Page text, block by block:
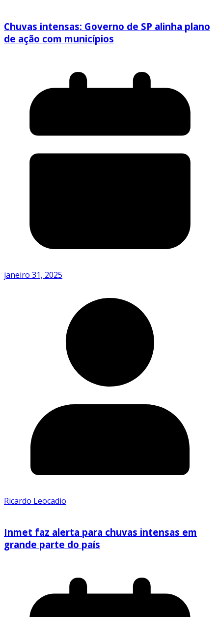
Chuvas intensas: Governo de SP alinha plano
de ação com municípios
janeiro 31, 2025
Ricardo Leocadio
Inmet faz alerta para chuvas intensas em
grande parte do país